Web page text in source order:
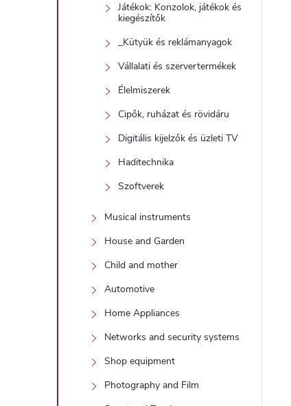
Játékok: Konzolok, játékok és
kiegészítők
_Kütyük és reklámanyagok
Vállalati és szervertermékek
Élelmiszerek
Cipők, ruházat és rövidáru
Digitális kijelzők és üzleti TV
Haditechnika
Szoftverek
Musical instruments
House and Garden
Child and mother
Automotive
Home Appliances
Networks and security systems
Shop equipment
Photography and Film